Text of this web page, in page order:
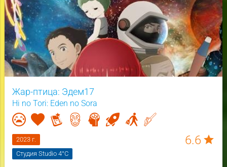
Жар-птица: Эдем17
Hi no Tori: Eden no Sora
6.6 star
2023 г.
Студия Studio 4°C